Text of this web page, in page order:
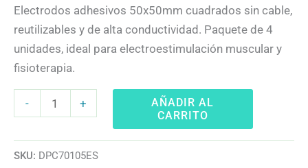
Electrodos adhesivos 50x50mm cuadrados sin cable,
reutilizables y de alta conductividad. Paquete de 4
unidades, ideal para electroestimulación muscular y
fisioterapia.
- +
AÑADIR AL
CARRITO
SKU: DPC70105ES